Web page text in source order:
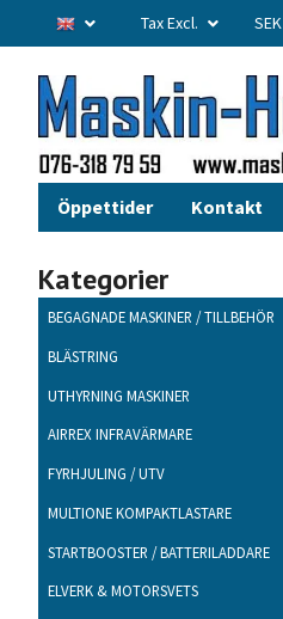
Tax Excl. SEK
Öppettider Kontakt
Kategorier
BEGAGNADE MASKINER / TILLBEHÖR
BLÄSTRING
UTHYRNING MASKINER
AIRREX INFRAVÄRMARE
FYRHJULING / UTV
MULTIONE KOMPAKTLASTARE
STARTBOOSTER / BATTERILADDARE
ELVERK & MOTORSVETS